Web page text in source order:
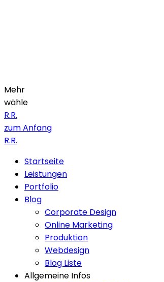
Mehr
wähle
R.R.
zum Anfang
R.R.
Startseite
Leistungen
Portfolio
Blog
Corporate Design
Online Marketing
Produktion
Webdesign
Blog Liste
Allgemeine Infos